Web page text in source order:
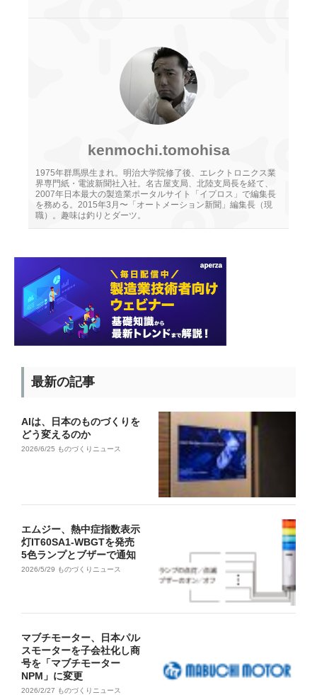
kenmochi.tomohisa
1975年群馬県生まれ。明治大学院修了後、エレクトロニクス業
界専門紙・電波新聞社入社。名古屋支局、北陸支局長を経て、
2007年日本最大の製造業ポータルサイト「イプロス」で編集長
を務める。2015年3月〜「オートメーション新聞」編集長（現
職）。趣味は釣りとダーツ。
最新の記事
AIは、日本のものづくりを
どう変えるのか
2026/6/25 ものづくりニュース
エムジー、熱中症指数表示
灯IT60SA1-WBGTを発売
5色ランプとブザーで通知
2026/5/29 ものづくりニュース
マブチモーター、日本パル
スモーターを子会社化し商
号を「マブチモーター
NPM」に変更
2026/2/27 ものづくりニュース